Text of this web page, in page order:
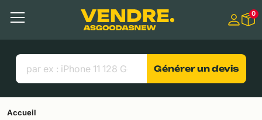
Contenu principal
Menu
Liens utiles
0
Générer un devis
Accueil